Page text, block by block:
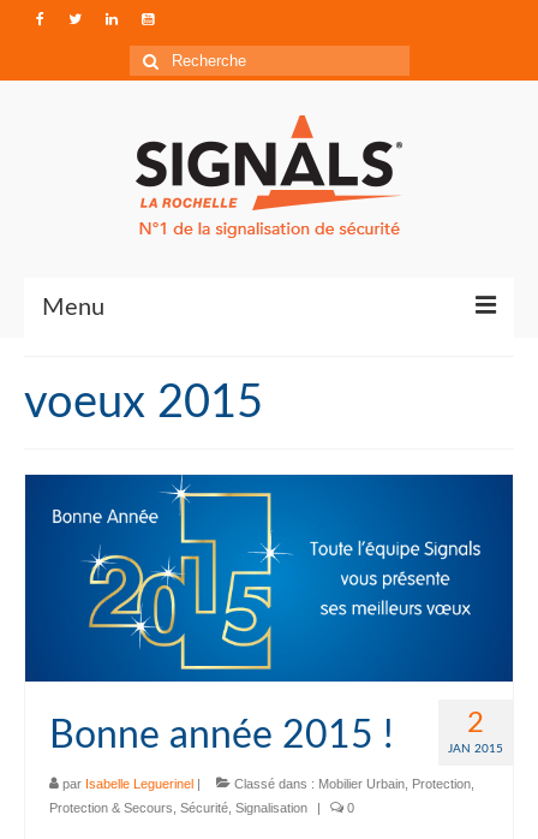
Rechercher
:
Menu
Qui sommes-nous ?
Accéder à Signals
voeux 2015
2
JAN 2015
Bonne année 2015 !
par Isabelle Leguerinel | Classé dans : Mobilier Urbain Protection
Protection & Secours Sécurité Signalisation | 0